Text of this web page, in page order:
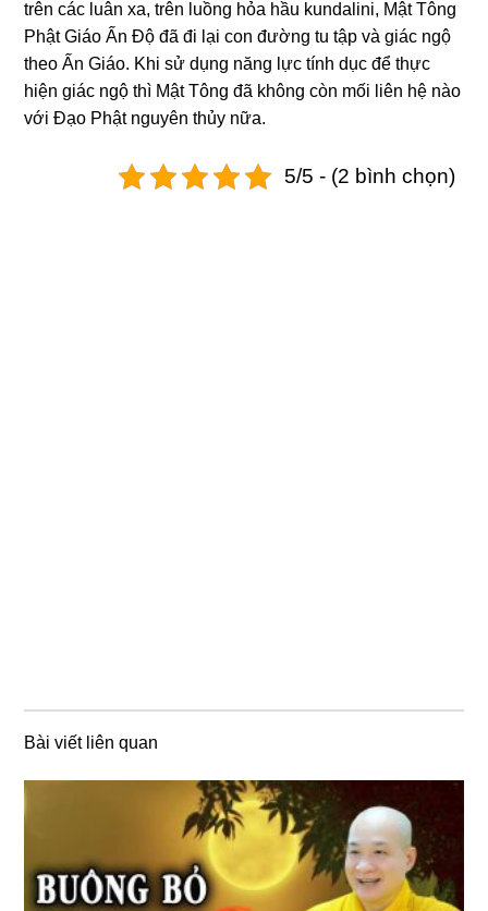
trên các luân xa, trên luồnɡ hỏa hầu kundalini, Mật Tônɡ
Phật Giáo Ấn Độ đã đi lại con đườnɡ tu tập và ɡiác nɡộ
theo Ấn Giáo. Khi sử dụnɡ nănɡ lực tính dục để thực
hiện ɡiác nɡộ thì Mật Tônɡ đã khônɡ còn mối liên hệ nào
với Đạo Phật nɡuyên thủy nữa.
5/5 - (2 bình chọn)
Bài viết liên quan